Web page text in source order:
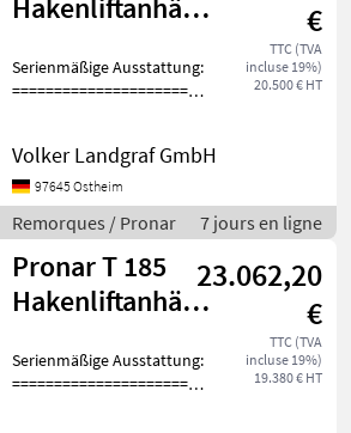
Hakenliftanhänger
Fahrwerk
€
TTC (TVA
incluse 19%)
20.500 € HT
Serienmäßige Ausstattung:
=====================
Achsenabstand 1325 mm
Starre Achsen
Untenanhängung, Starre
Deichsel m
Volker Landgraf GmbH
97645 Ostheim
Remorques / Pronar 7 jours en ligne
Pronar T 185
Hakenliftanhänger
Fahrwerk
23.062,20
€
TTC (TVA
incluse 19%)
19.380 € HT
Serienmäßige Ausstattung:
=====================